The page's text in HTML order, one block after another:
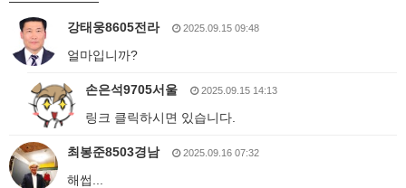
강태웅8605전라 2025.09.15 09:48
얼마입니까?
손은석9705서울 2025.09.15 14:13
링크 클릭하시면 있습니다.
최봉준8503경남 2025.09.16 07:32
해썹...